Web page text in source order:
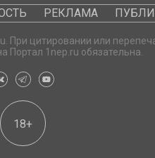
РЕКЛАМА
При цитировании или
Портал 1nep.ru обязательна.
18+